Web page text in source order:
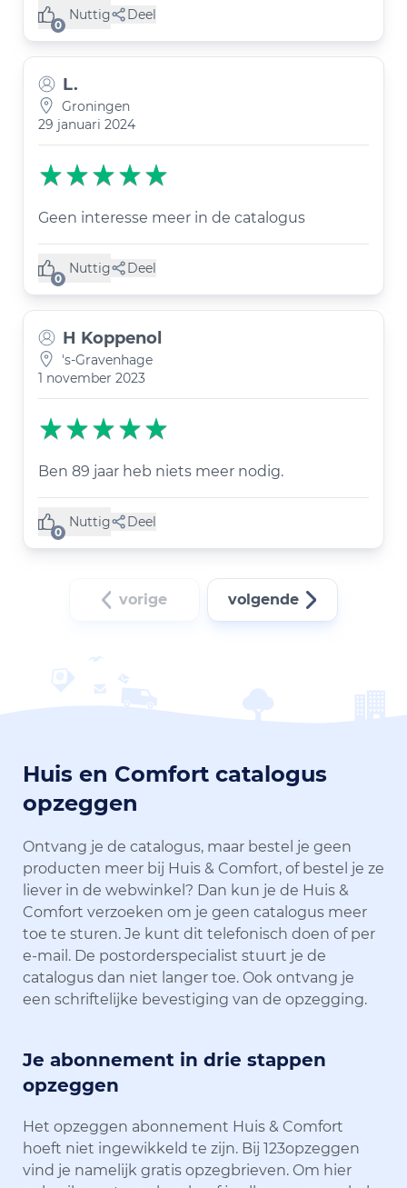
0
Nuttig
(0 like) Deel
L.
Groningen
29 januari 2024
Geen interesse meer in de catalogus
0
Nuttig
(0 like) Deel
H Koppenol
's-Gravenhage
1 november 2023
Ben 89 jaar heb niets meer nodig.
0
Nuttig
(0 like) Deel
vorige volgende
Huis en Comfort catalogus
opzeggen
Ontvang je de catalogus, maar bestel je geen
producten meer bij Huis & Comfort, of bestel je ze
liever in de webwinkel? Dan kun je de Huis &
Comfort verzoeken om je geen catalogus meer
toe te sturen. Je kunt dit telefonisch doen of per
e-mail. De postorderspecialist stuurt je de
catalogus dan niet langer toe. Ook ontvang je
een schriftelijke bevestiging van de opzegging.
Je abonnement in drie stappen
opzeggen
Het opzeggen abonnement Huis & Comfort
hoeft niet ingewikkeld te zijn. Bij 123opzeggen
vind je namelijk gratis opzegbrieven. Om hier